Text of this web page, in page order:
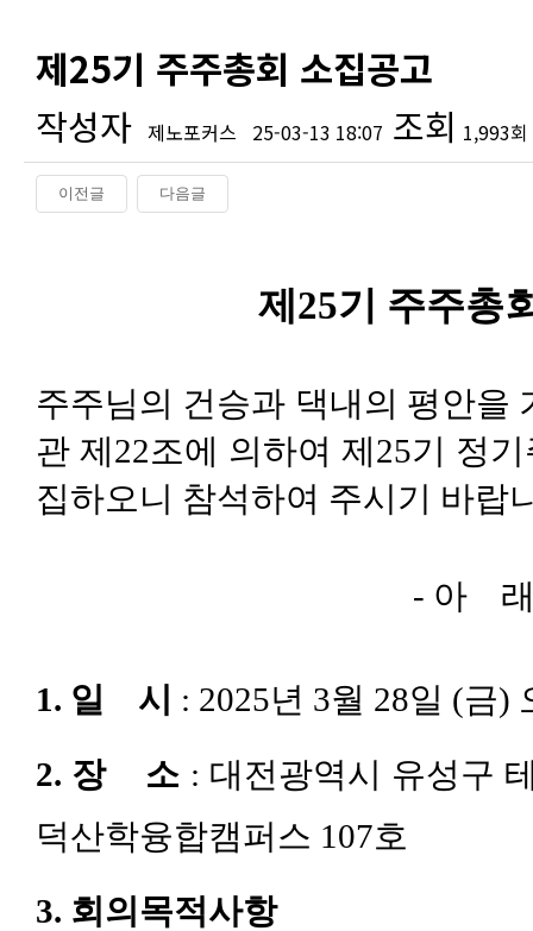
제25기 주주총회 소집공고
작성자 제노포커스 25-03-13 18:07 조회 1,993회
이전글 다음글
제 25기 주주총
주주님의 건승과 댁내의 평안을
관 제22조에 의하여 제25기 정
집하오니 참석하여 주시기 바랍
- 아
1. 일 시 : 2025년 3월 28일 (금)
2. 장 소 : 대전광역시 유성구
덕산학융합캠퍼스 107호
3. 회의목적사항